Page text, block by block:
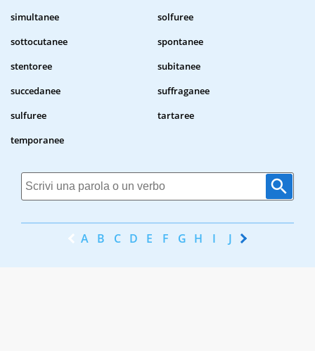
simultanee
solfuree
sottocutanee
spontanee
stentoree
subitanee
succedanee
suffraganee
sulfuree
tartaree
temporanee
A B C D E F G H I J K